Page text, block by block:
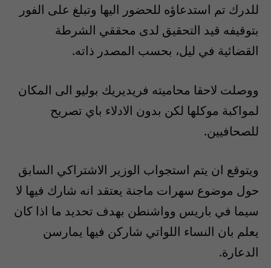
للدرك تم استدعاؤه للحضور اليها وتبلغ على الفور
بتوقيفه قيد التحقيق لدى محققي الشرطة
القضائية في ليل، بحسب المصدر ذاته.
ووصلت لاحقا محاميته فريديريك بوليو الى المكان
لمواكبة موكلها لكن بدون الادلاء باي تصريح
للصحافيين.
ويتوقع ان يتم استجواب الوزير الاشتراكي السابق
حول موضوع سهرات ماجنة يعتقد انه شارك فيها لا
سيما في باريس وواشنطن بهدف تحديد ما اذا كان
يعلم بان النساء اللواتي شاركن فيها يمارسن
الدعارة.